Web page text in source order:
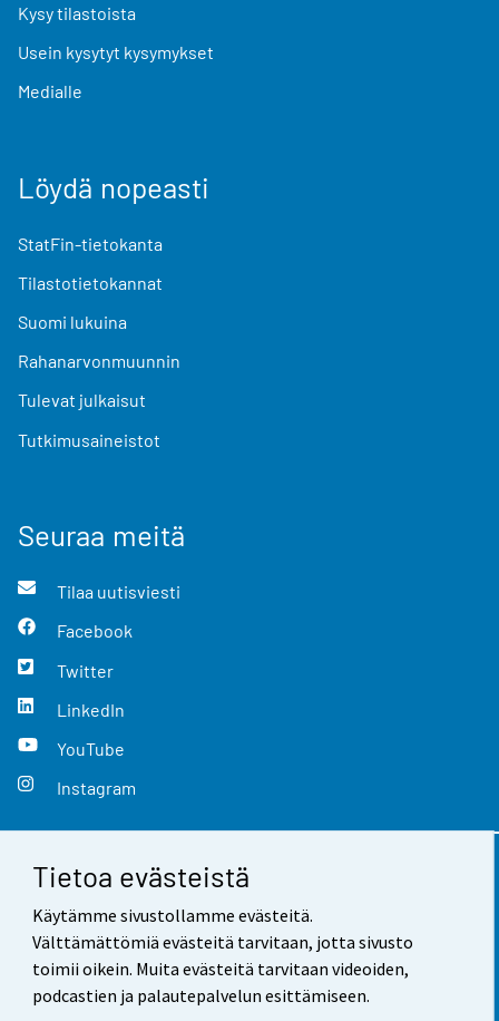
Tietoa evästeistä
Käytämme sivustollamme evästeitä.
Välttämättömiä evästeitä tarvitaan, jotta sivusto
toimii oikein. Muita evästeitä tarvitaan videoiden,
podcastien ja palautepalvelun esittämiseen.
Kysy tilastoista
Usein kysytyt kysymykset
Medialle
Löydä nopeasti
StatFin-tietokanta
Tilastotietokannat
Suomi lukuina
Rahanarvonmuunnin
Tulevat julkaisut
Tutkimusaineistot
Seuraa meitä
Tilaa uutisviesti
Facebook
Twitter
LinkedIn
YouTube
Instagram
Yhteystiedot
Palaute
Käyttöehdot